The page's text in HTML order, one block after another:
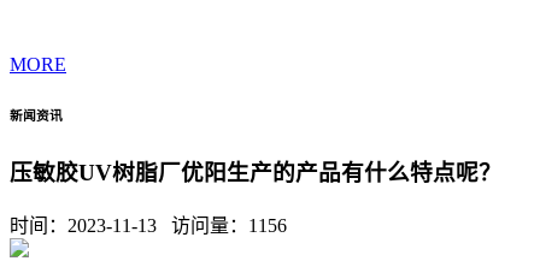
MORE
新闻资讯
压敏胶UV树脂厂优阳生产的产品有什么特点呢？
时间：2023-11-13 访问量： 1156